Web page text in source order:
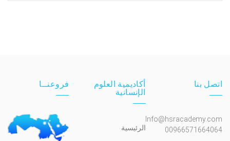
اتصل بنا
Info@hsracademy.com
00966571664064
أكاديمية العلوم
الإنسانية
الرئيسية
فروعنــا